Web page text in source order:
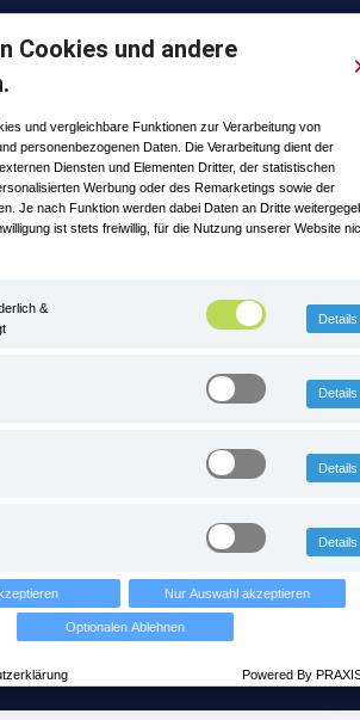
Cookies und andere
und vergleichbare Funktionen zur Verarbeitung von
personenbezogenen Daten. Die Verarbeitung dient der
Diensten und Elementen Dritter, der statistischen
Werbung oder des Remarketings sowie der
Je nach Funktion werden dabei Daten an Dritte
ist stets freiwillig, für die Nutzung unserer Website
&
Details
Details
Details
Details
Nur Auswahl akzeptieren
Optionalen Ablehnen
Powered By
auf Zeitreise mitten im
ist neues Fördermitglied im BIV
EDV Betriebswirtschaft- und
uns